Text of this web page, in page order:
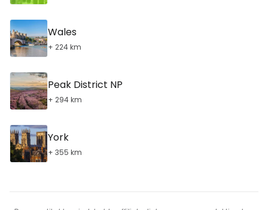
Wales
+ 224 km
Peak District NP
+ 294 km
York
+ 355 km